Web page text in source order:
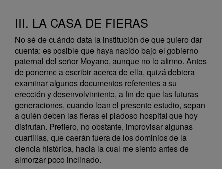
III. LA CASA DE FIERAS
No sé de cuándo data la institución de que quiero dar
cuenta: es posible que haya nacido bajo el gobierno
paternal del señor Moyano, aunque no lo afirmo. Antes
de ponerme a escribir acerca de ella, quizá debiera
examinar algunos documentos referentes a su
erección y desenvolvimiento, a fin de que las futuras
generaciones, cuando lean el presente estudio, sepan
a quién deben las fieras el piadoso hospital que hoy
disfrutan. Prefiero, no obstante, improvisar algunas
cuartillas, que caerán fuera de los dominios de la
ciencia histórica, hacia la cual me siento antes de
almorzar poco inclinado.